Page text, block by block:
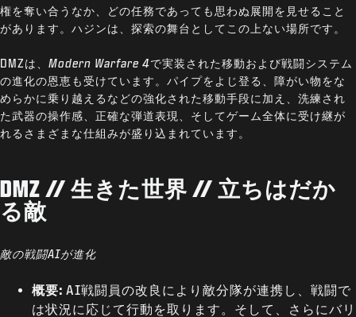
権を奪い合うなか、どの任務であっても思わぬ展開を見せること
があります。ハジンは、探索の舞台としてこの上ない場所です。
DMZは、 Modern Warfare 4で実装された移動および戦闘システム
の進化の恩恵も受けています。パイプをよじ登る、障がい物をな
めらかに乗り越えるなどの強化された移動手段に加え、洗練され
た武器の操作感、正確な弾道表現、そしてゲーム全体に受け継が
れるさまざまな仕組みが盛り込まれています。
DMZ // 生きた世界 // 立ちはだか
る敵
敵の戦闘AIが進化
概要: AI戦闘員の改良により敵分隊が連携し、戦闘で
は状況に応じて行動を取ります。そして、さらにバリ